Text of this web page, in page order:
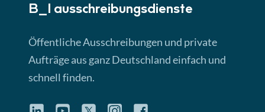
B_I ausschreibungs­dienste
Öffentliche Ausschreibungen und private
Aufträge aus ganz Deutschland einfach und
schnell finden.